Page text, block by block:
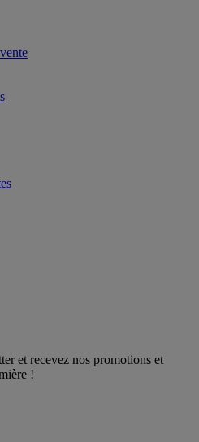
et recevez nos promotions et
!